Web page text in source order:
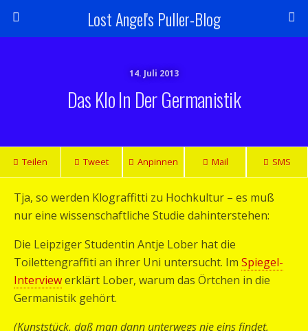
Lost Angel's Puller-Blog
14. Juli 2013
Das Klo In Der Germanistik
Teilen Tweet Anpinnen Mail SMS
Tja, so werden Klograffitti zu Hochkultur – es muß
nur eine wissenschaftliche Studie dahinterstehen:
Die Leipziger Studentin Antje Lober hat die
Toilettengraffiti an ihrer Uni untersucht. Im Spiegel-
Interviewerklärt Lober, warum das Örtchen in die
Germanistik gehört.
(Kunststück, daß man dann unterwegs nie eins findet,